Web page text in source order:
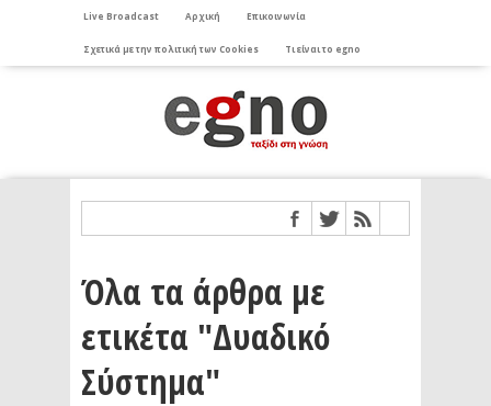
Live Broadcast Αρχική Επικοινωνία
Σχετικά με την πολιτική των Cookies Τι είναι το egno
Όλα τα άρθρα με
ετικέτα "Δυαδικό
Σύστημα"